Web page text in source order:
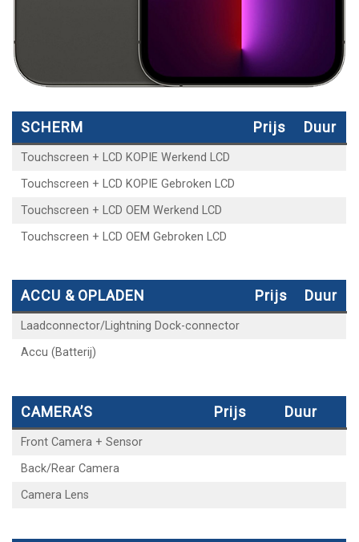
SCHERM Prijs Duur
Touchscreen + LCD KOPIE Werkend LCD
Touchscreen + LCD KOPIE Gebroken LCD
Touchscreen + LCD OEM Werkend LCD
Touchscreen + LCD OEM Gebroken LCD
ACCU & OPLADEN Prijs Duur
Laadconnector/Lightning Dock-connector
Accu (Batterij)
CAMERA’S Prijs Duur
Front Camera + Sensor
Back/Rear Camera
Camera Lens